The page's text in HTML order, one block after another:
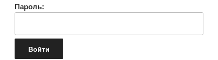
Пароль: